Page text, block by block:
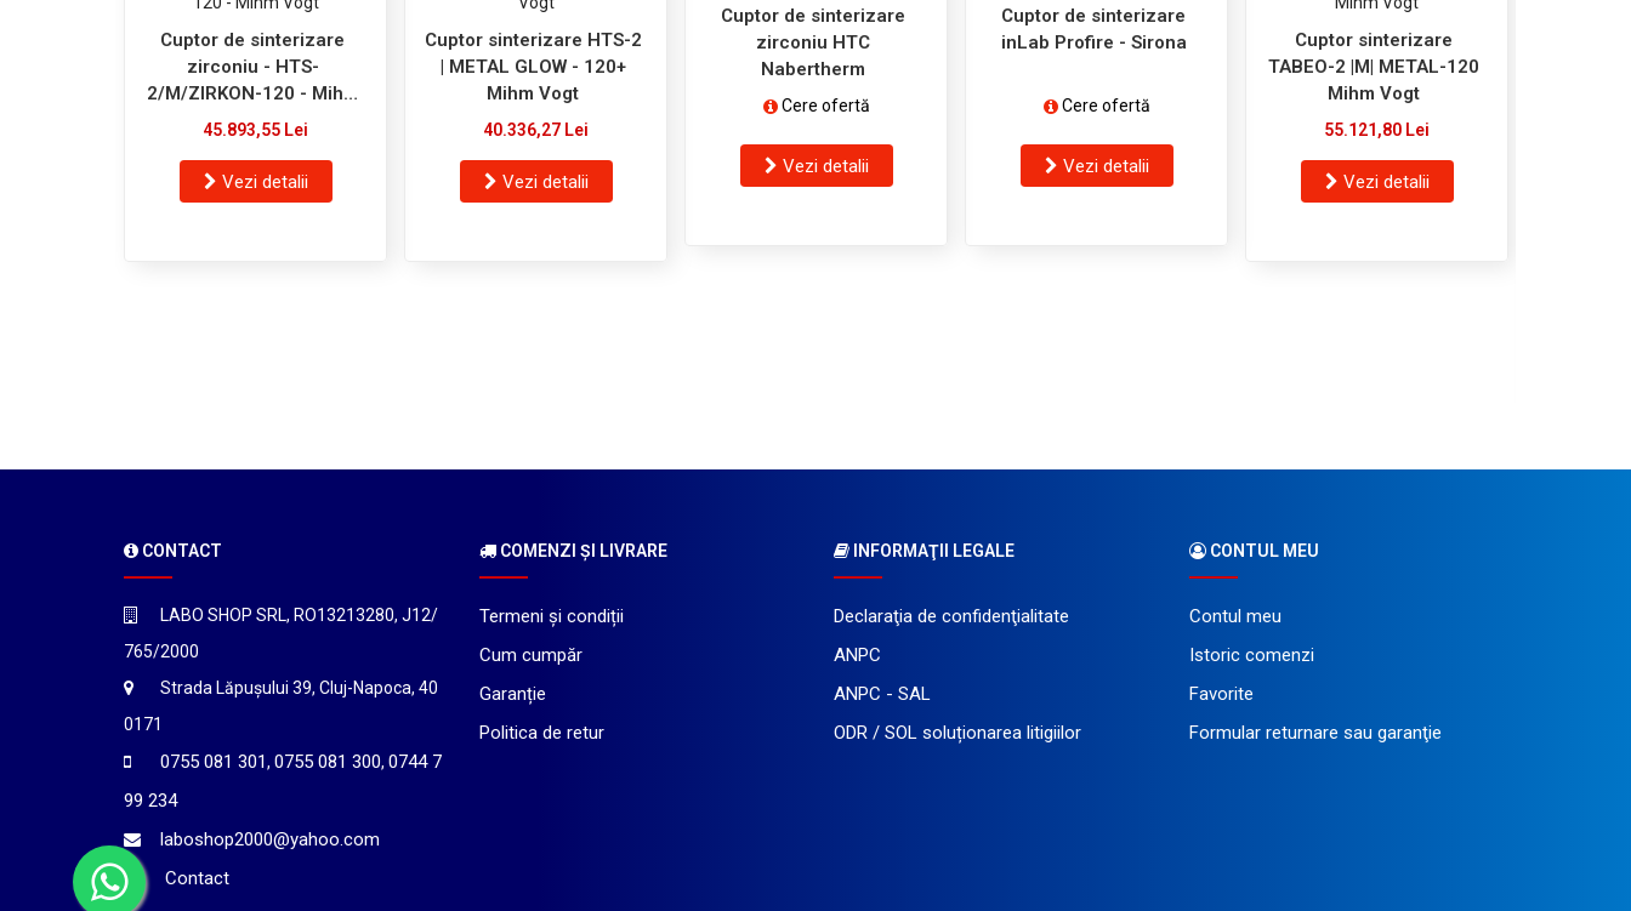
Cuptor de sinterizare
zirconiu - HTS-
2/M/ZIRKON-120 - Mihm
Vogt
45.893,55 Lei
Vezi detalii
Cuptor sinterizare HTS-2
| METAL GLOW - 120+
Mihm Vogt
40.336,27 Lei
Vezi detalii
Cuptor de sinterizare
zirconiu HTC
Nabertherm
Cere ofertă
Vezi detalii
Cuptor de sinterizare
inLab Profire - Sirona
Cere ofertă
Vezi detalii
Cuptor sinterizare
TABEO-2 |M| METAL-120
Mihm Vogt
55.121,80 Lei
Vezi detalii
CONTACT
LABO SHOP SRL, RO13213280, J12/
765/2000
Strada Lăpușului 39, Cluj-Napoca, 40
0171
0755 081 301, 0755 081 300, 0744 7
99 234
laboshop2000@yahoo.com
Contact
COMENZI ŞI LIVRARE
Termeni și condiții
Cum cumpăr
Garanție
Politica de retur
INFORMAŢII LEGALE
Declaraţia de confidenţialitate
ANPC
ANPC - SAL
ODR / SOL soluționarea litigiilor
CONTUL MEU
Contul meu
Istoric comenzi
Favorite
Formular returnare sau garanţie